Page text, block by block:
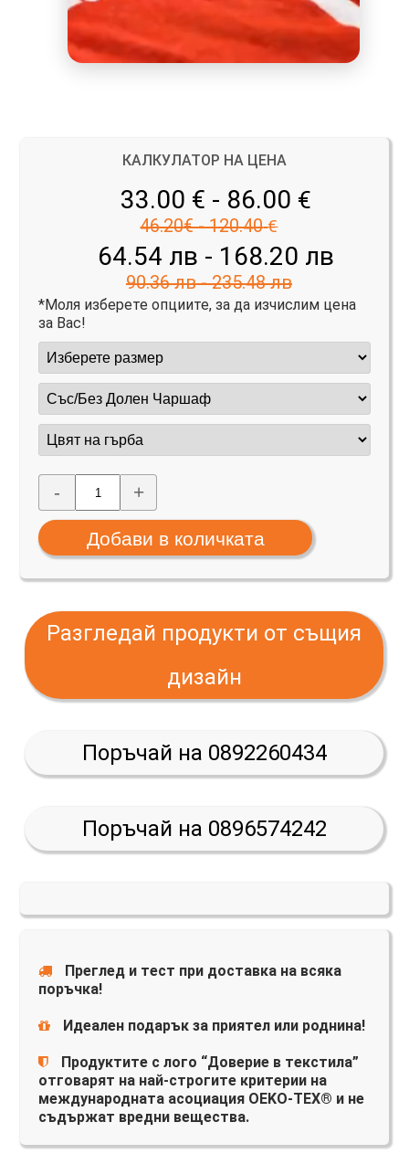
КАЛКУЛАТОР НА ЦЕНА
33.00 € - 86.00 €
46.20€ - 120.40 €
64.54 лв - 168.20 лв
90.36 лв - 235.48 лв
*Моля изберете опциите, за да изчислим цена
за Вас!
- +
Разгледай продукти от същия
дизайн
Поръчай на 0892260434
Поръчай на 0896574242
Преглед и тест при доставка на всяка
поръчка!
Идеален подарък за приятел или роднина!
Продуктите с лого “Доверие в текстила”
отговарят на най-строгите критерии на
международната асоциация OEKO-TEX® и не
съдържат вредни вещества.